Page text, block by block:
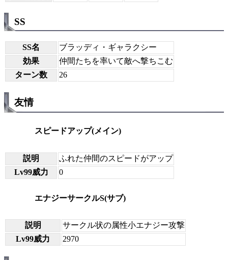
SS
SS名
ブラッディ・ギャラクシー
効果
仲間たちを率いて敵へ撃ちこむ
ターン数
26
友情
スピードアップ(メイン)
説明
ふれた仲間のスピードがアップ
Lv99威力
0
エナジーサークルS(サブ)
説明
サークル状の属性小エナジー攻撃
Lv99威力
2970